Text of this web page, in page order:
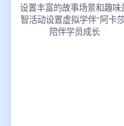
设置丰富的故事场景和趣味
智活动设置虚拟学伴“阿卡
陪伴学员成长